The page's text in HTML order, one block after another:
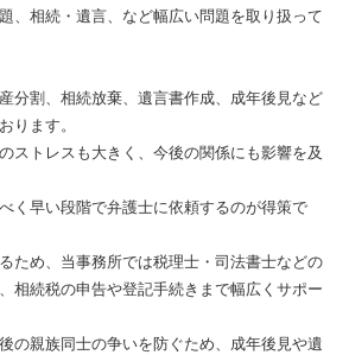
、相続・遺言、など幅広い問題を取り扱って
分割、相続放棄、遺言書作成、成年後見など
ります。
ストレスも大きく、今後の関係にも影響を及
く早い段階で弁護士に依頼するのが得策で
ため、当事務所では税理士・司法書士などの
相続税の申告や登記手続きまで幅広くサポー
の親族同士の争いを防ぐため、成年後見や遺